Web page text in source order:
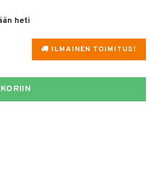
heti
ILMAINEN TOIMITUS!